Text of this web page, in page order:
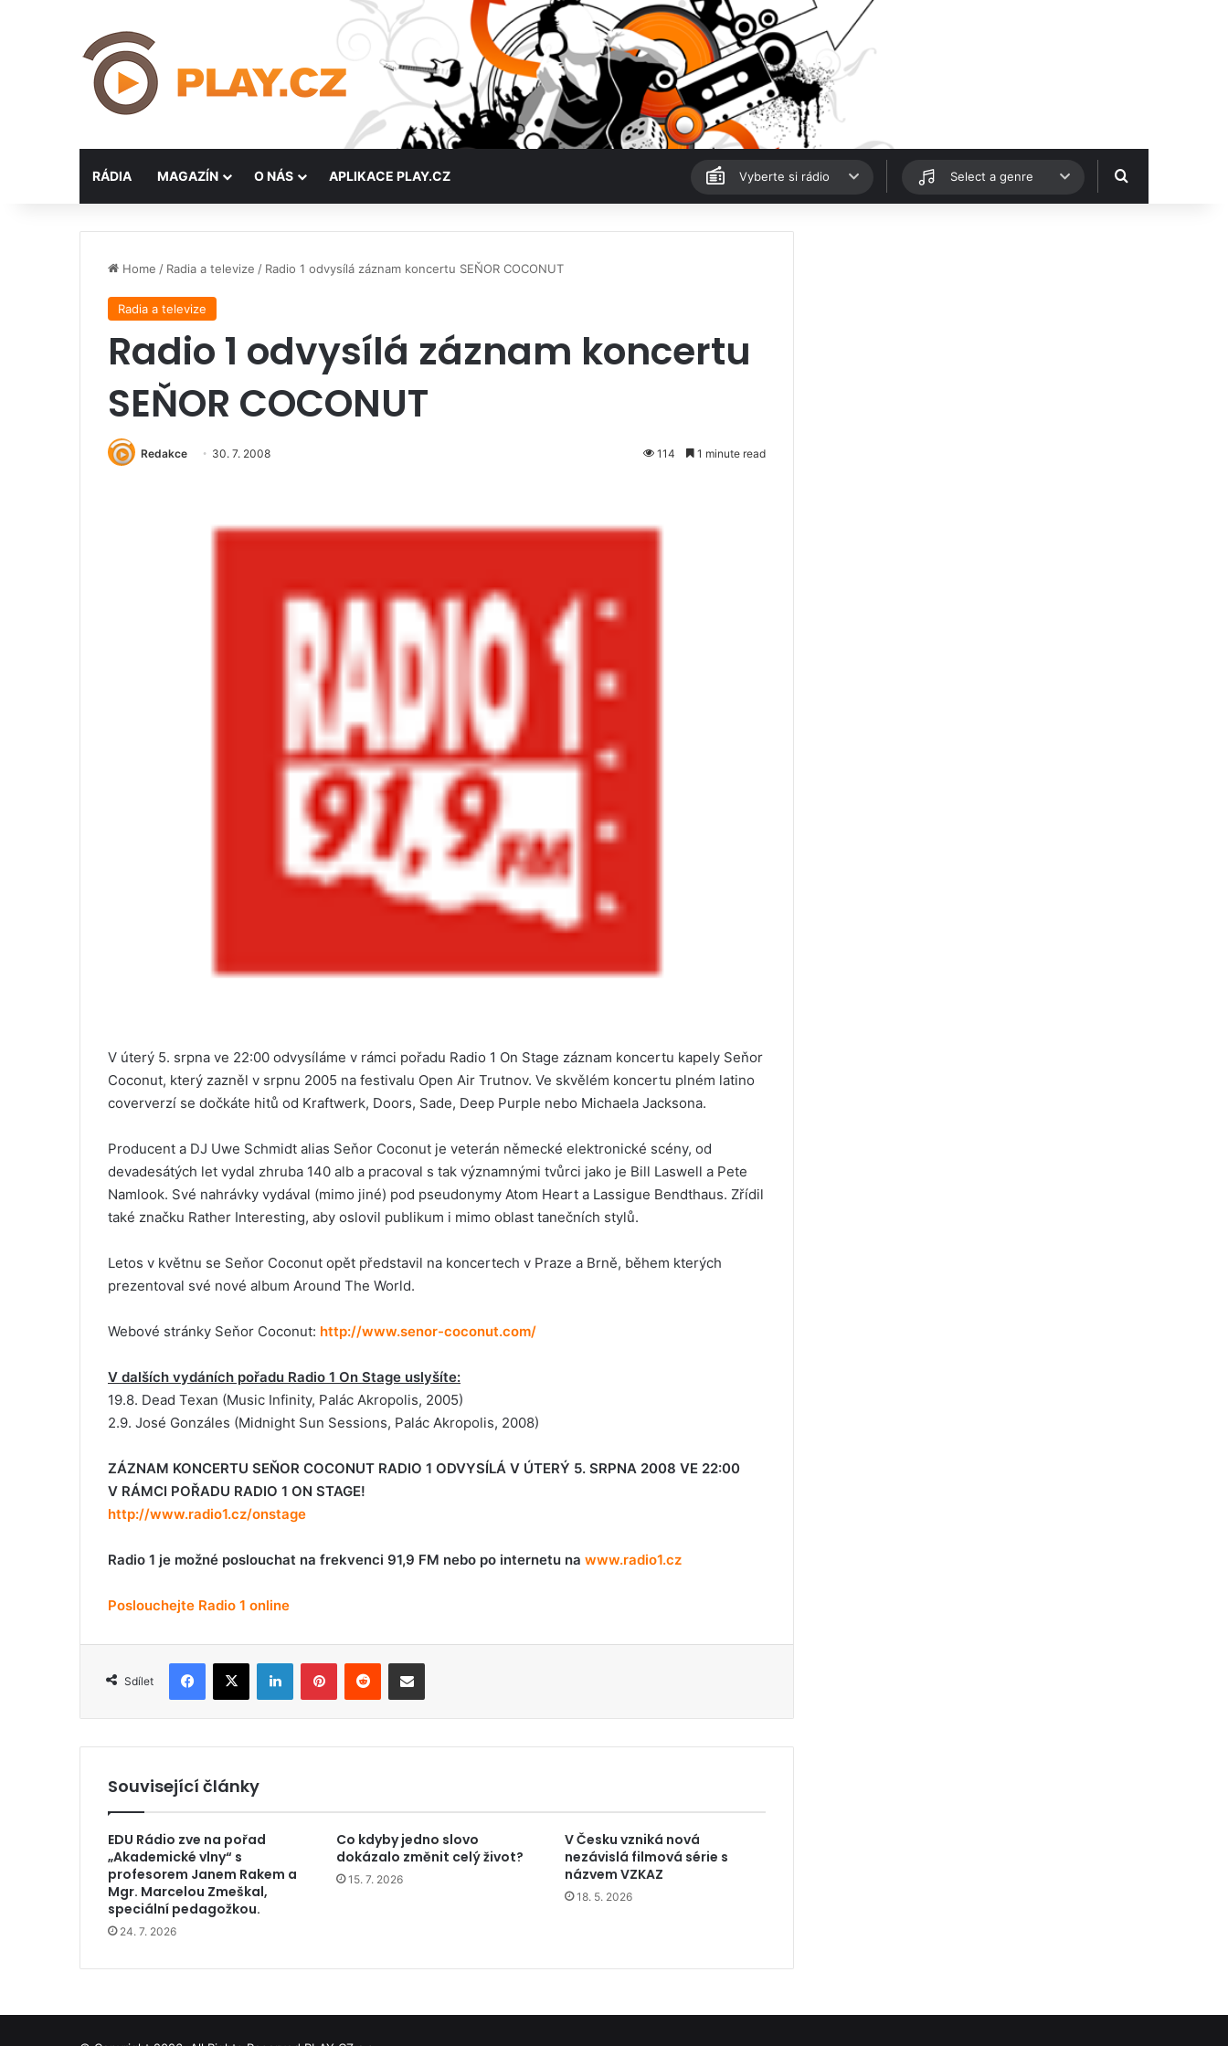
RÁDIA MAGAZÍN O NÁS APLIKACE PLAY.CZ Vyberte si rádio Select a genre Hledat
Home / Radia a televize / Radio 1 odvysílá záznam koncertu SEŇOR COCONUT
Radia a televize
Radio 1 odvysílá záznam koncertu
SEŇOR COCONUT
Redakce 30. 7. 2008 114 1 minute read
V úterý 5. srpna ve 22:00 odvysíláme v rámci pořadu Radio 1 On Stage záznam koncertu kapely Seňor
Coconut, který zazněl v srpnu 2005 na festivalu Open Air Trutnov. Ve skvělém koncertu plném latino
coververzí se dočkáte hitů od Kraftwerk, Doors, Sade, Deep Purple nebo Michaela Jacksona.
Producent a DJ Uwe Schmidt alias Seňor Coconut je veterán německé elektronické scény, od
devadesátých let vydal zhruba 140 alb a pracoval s tak významnými tvůrci jako je Bill Laswell a Pete
Namlook. Své nahrávky vydával (mimo jiné) pod pseudonymy Atom Heart a Lassigue Bendthaus. Zřídil
také značku Rather Interesting, aby oslovil publikum i mimo oblast tanečních stylů.
Letos v květnu se Seňor Coconut opět představil na koncertech v Praze a Brně, během kterých
prezentoval své nové album Around The World.
Webové stránky Seňor Coconut: http://www.senor-coconut.com/
V dalších vydáních pořadu Radio 1 On Stage uslyšíte:
19.8. Dead Texan (Music Infinity, Palác Akropolis, 2005)
2.9. José Gonzáles (Midnight Sun Sessions, Palác Akropolis, 2008)
ZÁZNAM KONCERTU SEŇOR COCONUT RADIO 1 ODVYSÍLÁ V ÚTERÝ 5. SRPNA 2008 VE 22:00
V RÁMCI POŘADU RADIO 1 ON STAGE!
http://www.radio1.cz/onstage
Radio 1 je možné poslouchat na frekvenci 91,9 FM nebo po internetu na www.radio1.cz
Poslouchejte Radio 1 online
Sdílet
Související články
EDU Rádio zve na pořad
„Akademické vlny“ s
profesorem Janem Rakem a
Mgr. Marcelou Zmeškal,
speciální pedagožkou.
24. 7. 2026
Co kdyby jedno slovo
dokázalo změnit celý život?
15. 7. 2026
V Česku vzniká nová
nezávislá filmová série s
názvem VZKAZ
18. 5. 2026